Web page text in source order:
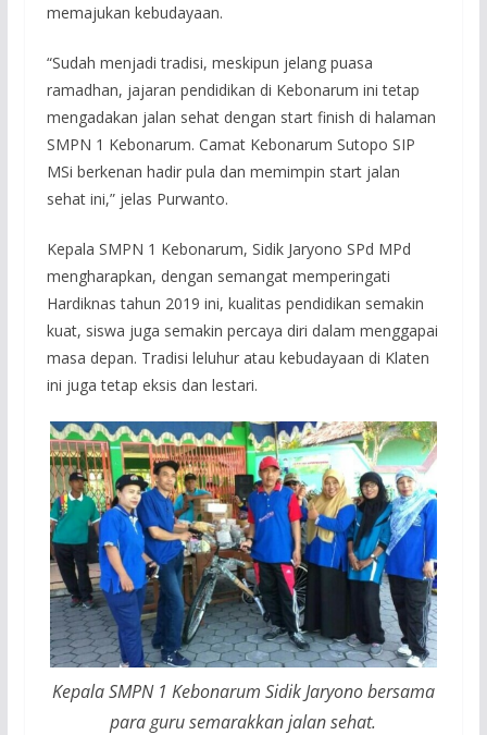
memajukan kebudayaan.
“Sudah menjadi tradisi, meskipun jelang puasa
ramadhan, jajaran pendidikan di Kebonarum ini tetap
mengadakan jalan sehat dengan start finish di halaman
SMPN 1 Kebonarum. Camat Kebonarum Sutopo SIP
MSi berkenan hadir pula dan memimpin start jalan
sehat ini,” jelas Purwanto.
Kepala SMPN 1 Kebonarum, Sidik Jaryono SPd MPd
mengharapkan, dengan semangat memperingati
Hardiknas tahun 2019 ini, kualitas pendidikan semakin
kuat, siswa juga semakin percaya diri dalam menggapai
masa depan. Tradisi leluhur atau kebudayaan di Klaten
ini juga tetap eksis dan lestari.
Kepala SMPN 1 Kebonarum Sidik Jaryono bersama
para guru semarakkan jalan sehat.